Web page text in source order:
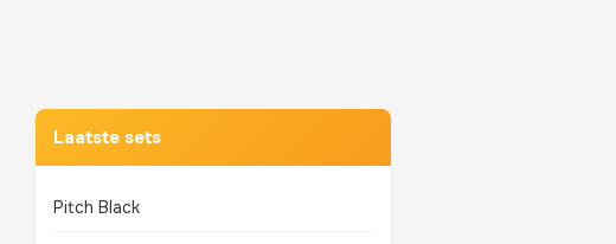
TOP 10 POKEMON
Laatste sets
Pitch Black